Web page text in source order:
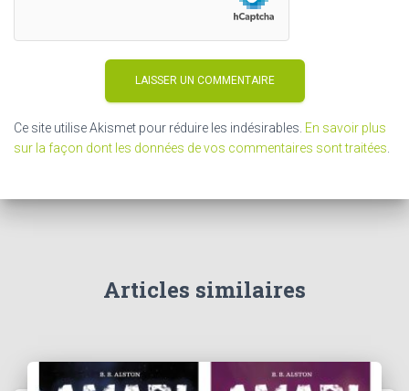
Ce site utilise Akismet pour réduire les indésirables. En savoir plus
sur la façon dont les données de vos commentaires sont traitées
Articles similaires